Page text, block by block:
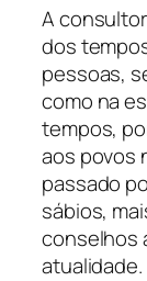
A
dos
pessoas,
como na
tempos,
aos povos
passado
sábios,
conselhos
atualidade.